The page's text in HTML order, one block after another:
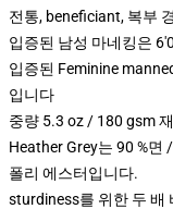
전통, beneficiant, 복부
입증된 남성 마네킹은
입증된 Feminine
입니다
중량 5.3 oz / 180 gsm
Heather Grey는 90 %면
폴리 에스터입니다.
sturdiness를 위한 두 배